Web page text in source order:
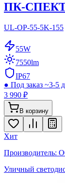
ПК-
UL-OP-55-5K-155
55W
7550lm
IP67
● Под заказ ~3-5
3 990 ₽
В корзину
Хит
Производитель:
Уличный